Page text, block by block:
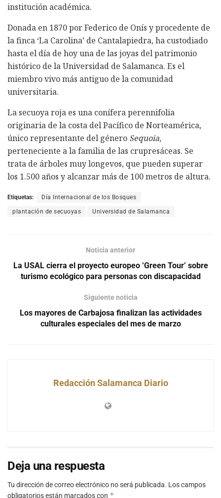
institución académica.
Donada en 1870 por Federico de Onís y procedente de
la finca ‘La Carolina’ de Cantalapiedra, ha custodiado
hasta el día de hoy una de las joyas del patrimonio
histórico de la Universidad de Salamanca. Es el
miembro vivo más antiguo de la comunidad
universitaria.
La secuoya roja es una conífera perennifolia
originaria de la costa del Pacífico de Norteamérica,
único representante del género Sequoia,
perteneciente a la familia de las crupresáceas. Se
trata de árboles muy longevos, que pueden superar
los 1.500 años y alcanzar más de 100 metros de altura.
Etiquetas: Día Internacional de los Bosques
plantación de secuoyas Universidad de Salamanca
Noticia anterior
La USAL cierra el proyecto europeo ‘Green Tour’ sobre
turismo ecológico para personas con discapacidad
Siguiente noticia
Los mayores de Carbajosa finalizan las actividades
culturales especiales del mes de marzo
Redacción Salamanca Diario
Deja una respuesta
Tu dirección de correo electrónico no será publicada. Los campos
obligatorios están marcados con *